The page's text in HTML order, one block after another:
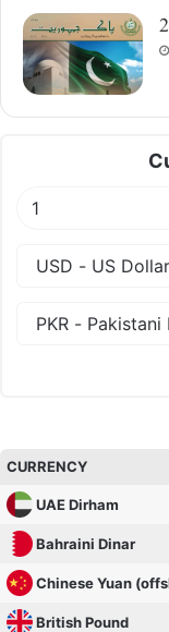
CURRENCY
UAE Dirham
Bahraini Dinar
Chinese Yuan
British Pound